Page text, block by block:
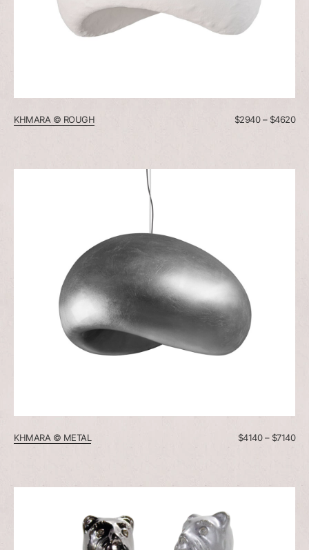
KHMARA © ROUGH $2940– $4620
KHMARA © METAL $4140– $7140